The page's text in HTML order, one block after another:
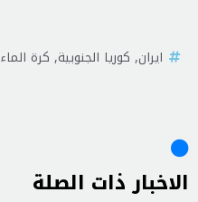
ايران, كوريا الجنوبية, كرة الماء
الاخبار ذات الصلة